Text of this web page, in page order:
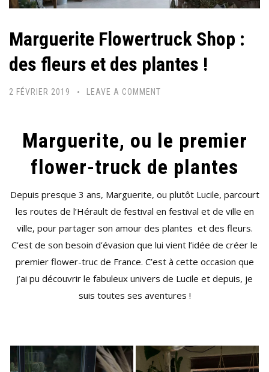
Marguerite Flowertruck Shop :
des fleurs et des plantes !
2 FÉVRIER 2019 LEAVE A COMMENT
Marguerite, ou le premier
flower-truck de plantes
Depuis presque 3 ans, Marguerite, ou plutôt Lucile, parcourt
les routes de l’Hérault de festival en festival et de ville en
ville, pour partager son amour des plantes et des fleurs.
C’est de son besoin d’évasion que lui vient l’idée de créer le
premier flower-truc de France. C’est à cette occasion que
j’ai pu découvrir le fabuleux univers de Lucile et depuis, je
suis toutes ses aventures !